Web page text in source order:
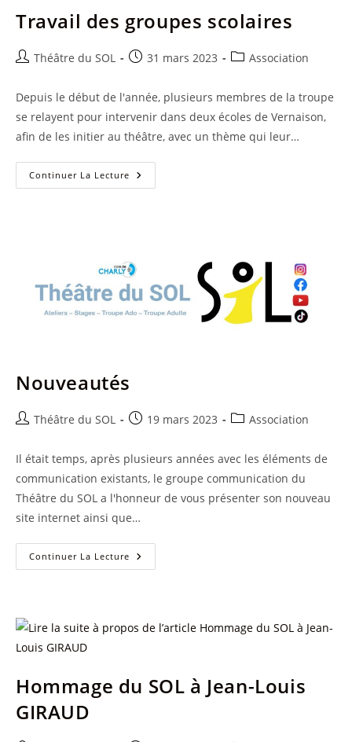
Travail des groupes scolaires
Auteur/autrice
la
publication :
Théâtre du SOL
Publication
31 mars 2023
PostAssociation
Depuis le début de l'année, plusieurs membres de la troupe
se relayent pour intervenir dans deux écoles de Vernaison,
afin de les initier au théâtre, avec un thème qui leur…
Continuer La Lecture Travail
Des
Nouveautés
Auteur/autrice
la
publication :
Théâtre du SOL
Publication
19 mars 2023
PostAssociation
Il était temps, après plusieurs années avec les éléments de
communication existants, le groupe communication du
Théâtre du SOL a l'honneur de vous présenter son nouveau
site internet ainsi que…
Continuer La Lecture Nouveautés
Hommage du SOL à Jean-Louis
GIRAUD